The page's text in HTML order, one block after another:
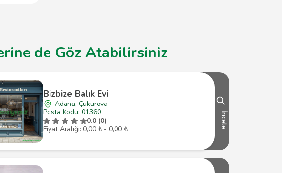
de Göz Atabilirsiniz
Bizbize Balık Evi
Adana, Çukurova
Posta Kodu: 01360
0.0 (0)
Fiyat Aralığı: 0,00 ₺ - 0,00 ₺
İncele